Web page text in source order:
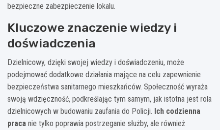
bezpieczne zabezpieczenie lokalu.
Kluczowe znaczenie wiedzy i
doświadczenia
Dzielnicowy, dzięki swojej wiedzy i doświadczeniu, może
podejmować dodatkowe działania mające na celu zapewnienie
bezpieczeństwa sanitarnego mieszkańców. Społeczność wyraża
swoją wdzięczność, podkreślając tym samym, jak istotna jest rola
dzielnicowych w budowaniu zaufania do Policji. Ich codzienna
praca nie tylko poprawia postrzeganie służby, ale również